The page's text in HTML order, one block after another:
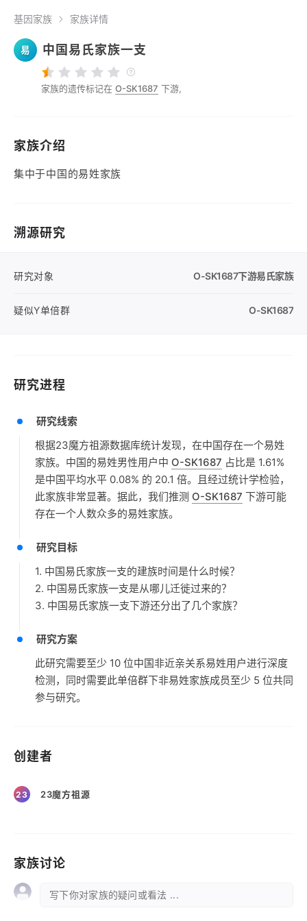
基因家族 家族详情
易 中国易氏家族一支
家族的遗传标记在 O-SK1687 下游,
家族介绍
集中于中国的易姓家族
溯源研究
研究对象 O-SK1687下游易氏家族
疑似Y单倍群 O-SK1687
研究进程
研究线索
根据23魔方祖源数据库统计发现，在中国存在一个易姓
家族。中国的易姓男性用户中 O-SK1687 占比是 1.61%
是中国平均水平 0.08% 的 20.1 倍。且经过统计学检验，
此家族非常显著。据此，我们推测 O-SK1687 下游可能
存在一个人数众多的易姓家族。
研究目标
1. 中国易氏家族一支的建族时间是什么时候？
2. 中国易氏家族一支是从哪儿迁徙过来的？
3. 中国易氏家族一支下游还分出了几个家族？
研究方案
此研究需要至少 10 位中国非近亲关系易姓用户进行深度
检测，同时需要此单倍群下非易姓家族成员至少 5 位共同
参与研究。
创建者
23 23魔方祖源
家族讨论
写下你对家族的疑问或看法 ...